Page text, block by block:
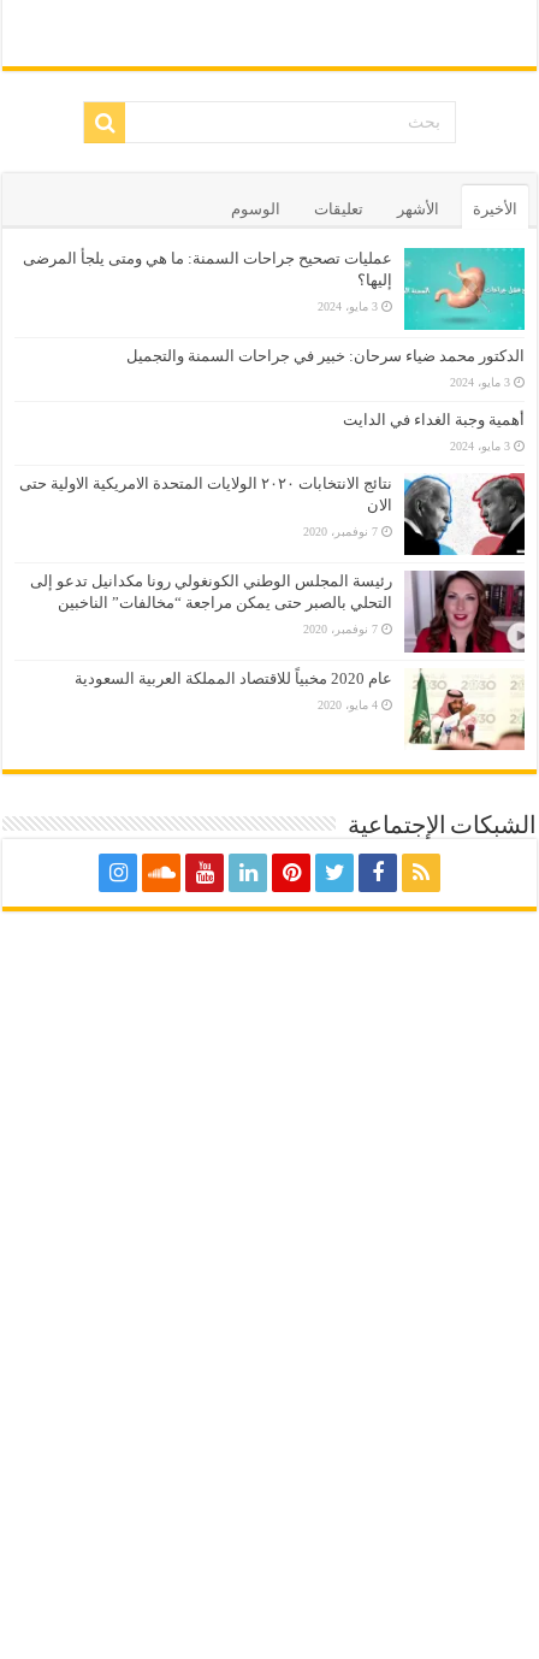
الأخيرة الأشهر تعليقات الوسوم
عمليات تصحيح جراحات السمنة: ما هي ومتى يلجأ المرضى
إليها؟
3 مايو، 2024
الدكتور محمد ضياء سرحان: خبير في جراحات السمنة والتجميل
3 مايو، 2024
أهمية وجبة الغداء في الدايت
3 مايو، 2024
نتائج الانتخابات ٢٠٢٠ الولايات المتحدة الامريكية الاولية حتى
الان
7 نوفمبر، 2020
رئيسة المجلس الوطني الكونغولي رونا مكدانيل تدعو إلى
التحلي بالصبر حتى يمكن مراجعة “مخالفات” الناخبين
7 نوفمبر، 2020
عام 2020 مخبياً للاقتصاد المملكة العربية السعودية
4 مايو، 2020
الشبكات الإجتماعية